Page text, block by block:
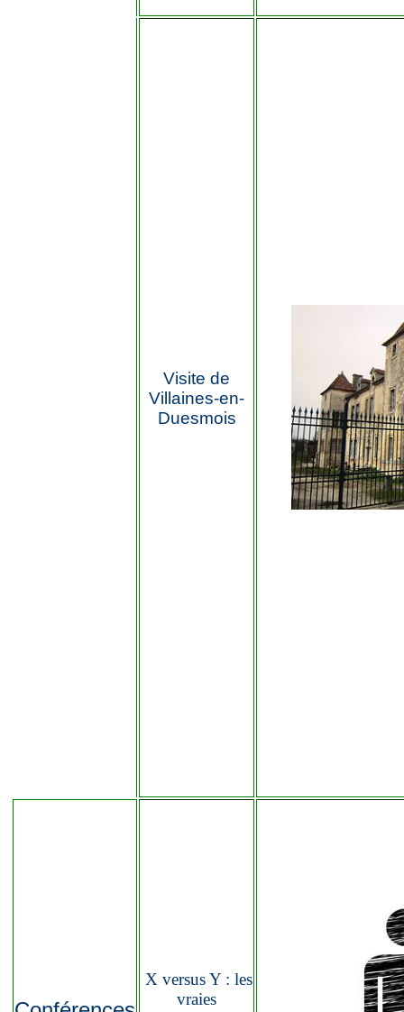
Visite de
Villaines-en-
Duesmois
X versus Y : les
vraies